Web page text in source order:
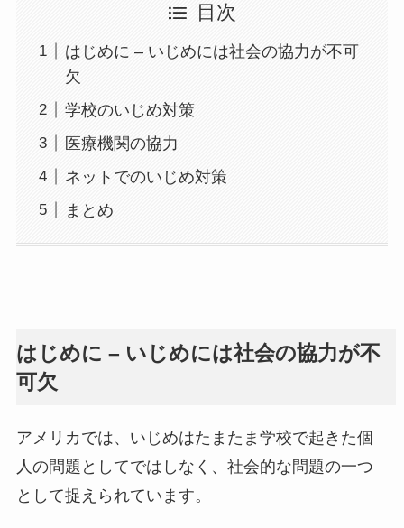
目次
はじめに – いじめには社会の協力が不可
欠
学校のいじめ対策
医療機関の協力
ネットでのいじめ対策
まとめ
はじめに – いじめには社会の協力が不
可欠
アメリカでは、いじめはたまたま学校で起きた個
人の問題としてではしなく、社会的な問題の一つ
として捉えられています。